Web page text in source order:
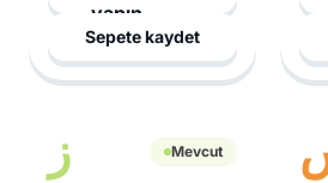
yapın
Sepete kaydet
ز Mevcut